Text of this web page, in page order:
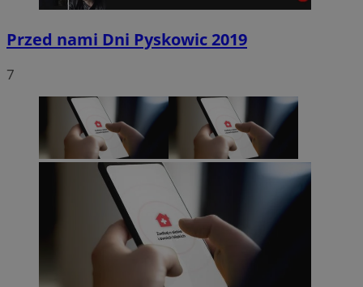
Przed nami Dni Pyskowic 2019
7